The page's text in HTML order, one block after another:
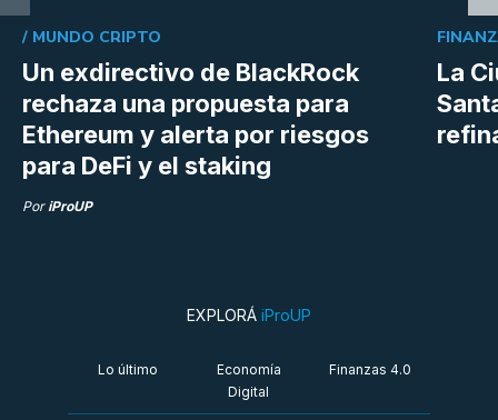
Un exdirectivo de BlackRock
rechaza una propuesta para
Ethereum y alerta por riesgos
para DeFi y el staking
/ MUNDO CRIPTO
Por iProUP
La
EXPLORÁ iProUP
Lo último
Economía
Digital
Finanzas 4.0